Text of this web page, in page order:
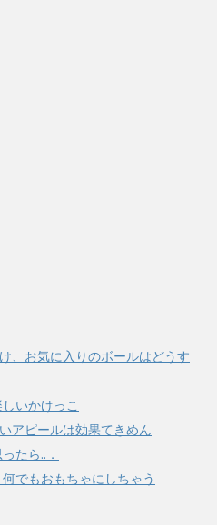
、お気に入りのボールはどうす
いかけっこ
アピールは効果てきめん
たら..．
でもおもちゃにしちゃう